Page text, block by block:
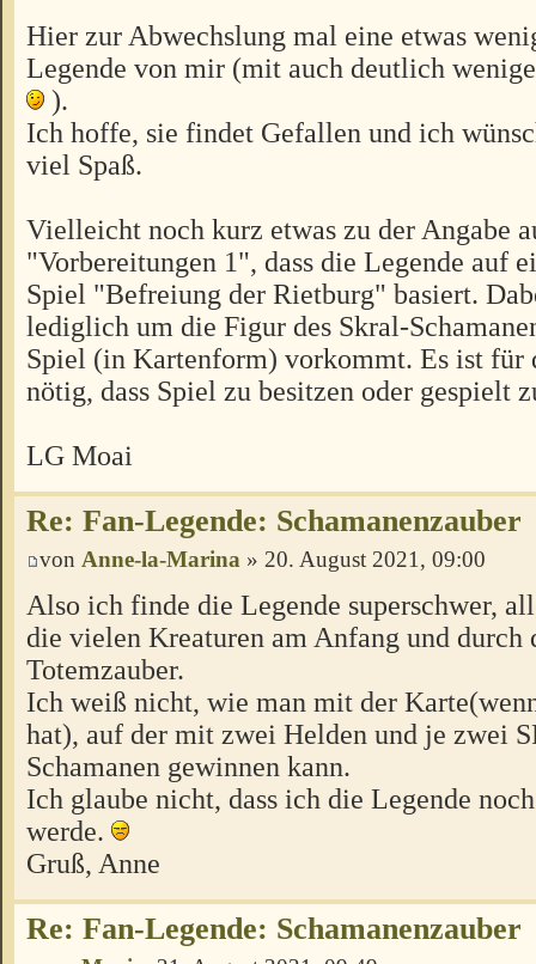
Hier zur Abwechslung mal eine etwas
Legende von mir (mit auch deutlich
).
Ich hoffe, sie findet Gefallen und ich
viel Spaß.
Vielleicht noch kurz etwas zu der Angabe
"Vorbereitungen 1", dass die Legende auf
Spiel "Befreiung der Rietburg" basiert.
lediglich um die Figur des Skral-
Spiel (in Kartenform) vorkommt. Es ist für
nötig, dass Spiel zu besitzen oder gespielt
LG Moai
Re: Fan-Legende: Schamanenzauber
von Anne-la-Marina » 20. August 2021, 09:00
Also ich finde die Legende superschwer,
die vielen Kreaturen am Anfang und durch
Totemzauber.
Ich weiß nicht, wie man mit der
hat), auf der mit zwei Helden und je zwei
Schamanen gewinnen kann.
Ich glaube nicht, dass ich die Legende
werde.
Gruß, Anne
Re: Fan-Legende: Schamanenzauber